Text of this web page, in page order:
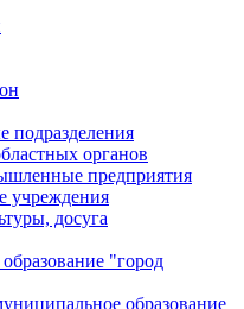
подразделения
органов
предприятия
учреждения
досуга
"город
образование